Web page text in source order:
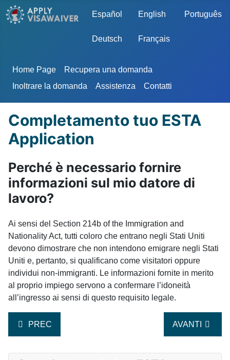
Seleziona la tua lingua
Español English Português
Deutsch Français
Home Page
Recupera una domanda
Inoltrare la domanda
Assistenza Contatti
Completamento tuo ESTA
Application
Perché è necessario fornire
informazioni sul mio datore di
lavoro?
Ai sensi del Section 214b of the Immigration and
Nationality Act, tutti coloro che entrano negli Stati Uniti
devono dimostrare che non intendono emigrare negli Stati
Uniti e, pertanto, si qualificano come visitatori oppure
individui non-immigranti. Le informazioni fornite in merito
al proprio impiego servono a confermare l’idoneità
all’ingresso ai sensi di questo requisito legale.
ARTICOLO PRECEDENTE: LA MIA RICHIESTA ESTA
PREC ARTICOLO
AVANTI